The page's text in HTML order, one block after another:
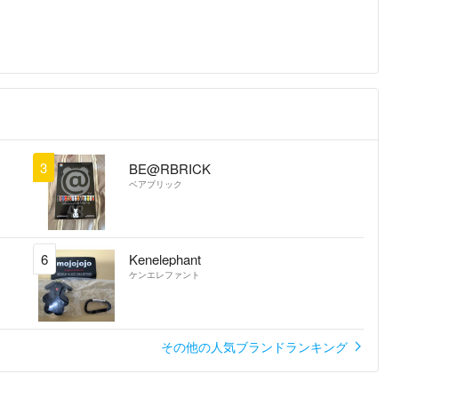
3 BE@RBRICK
ベアブリック
6 Kenelephant
ケンエレファント
その他の人気ブランドランキング